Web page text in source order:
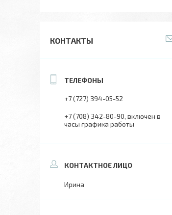
КОНТАКТЫ
+7 (727) 394-05-52
+7 (708) 342-80-90 включен в
часы графика работы
Ирина